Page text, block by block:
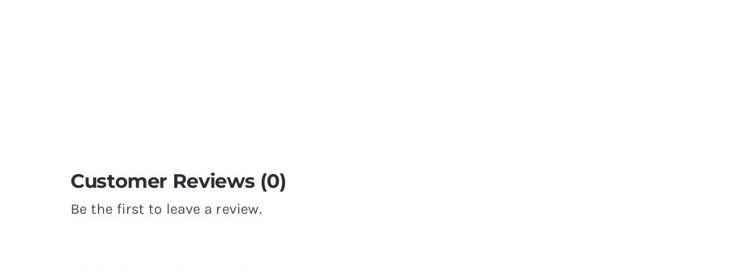
Customer Reviews (0)
Be the first to leave a review.